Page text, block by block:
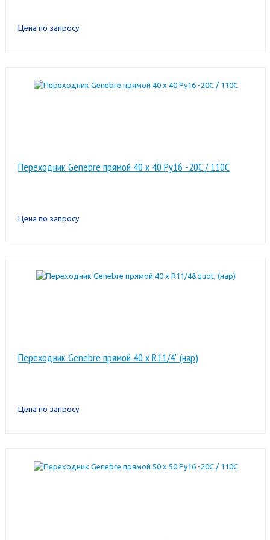
Цена по запросу
Переходник Genebre прямой 40 x 40 Pу16 -20C / 110C
Цена по запросу
Переходник Genebre прямой 40 x R11/4" (нар)
Цена по запросу